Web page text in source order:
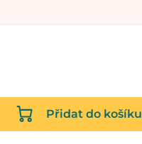
Přidat do košíku